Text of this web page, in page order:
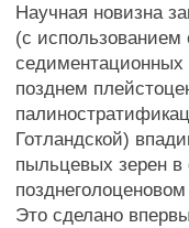
Научная новизна
(с использованием
седиментационных
позднем
Готландской)
пыльцевых зерен
Это сделано